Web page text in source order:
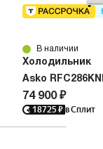
В наличии
Холодильник
Asko
74 900 ₽
18725 ₽ в Сплит